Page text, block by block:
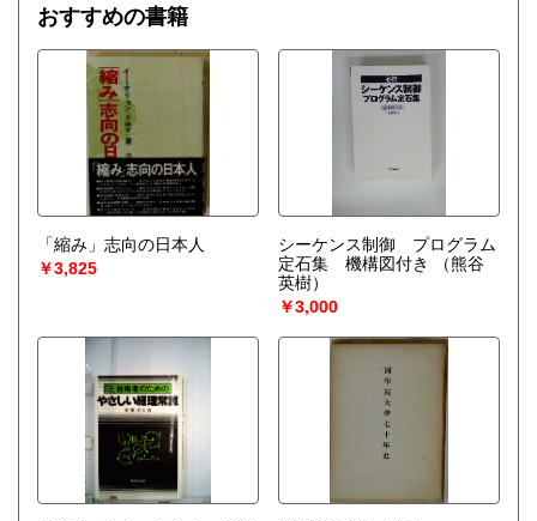
おすすめの書籍
「縮み」志向の日本人
￥3,825
シーケンス制御 プログラム
定石集 機構図付き
（熊谷
英樹）
￥3,000